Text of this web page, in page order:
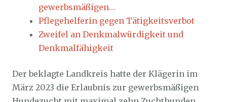
gewerbsmäßigen…
Pflegehelferin gegen Tätigkeitsverbot
Zweifel an Denkmalwürdigkeit und
Denkmalfähigkeit
Der beklagte Landkreis hatte der Klägerin im
März 2023 die Erlaubnis zur gewerbsmäßigen